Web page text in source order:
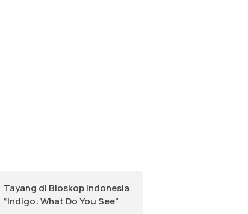
Tayang di Bioskop Indonesia
“Indigo: What Do You See”